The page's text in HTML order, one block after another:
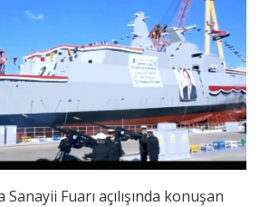
Sanayii Fuarı açılışında konuşan